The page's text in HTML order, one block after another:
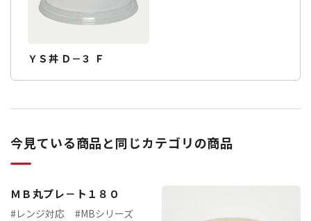
ＹＳ丼 Ｄ－３ Ｆ
今見ている商品と同じカテゴリの商品
ＭＢ丸プレ－ト１８０
#レンジ対応 #MBシリーズ